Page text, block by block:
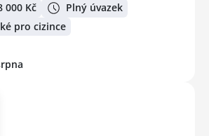
000 Kč
Plný úvazek
pro cizince